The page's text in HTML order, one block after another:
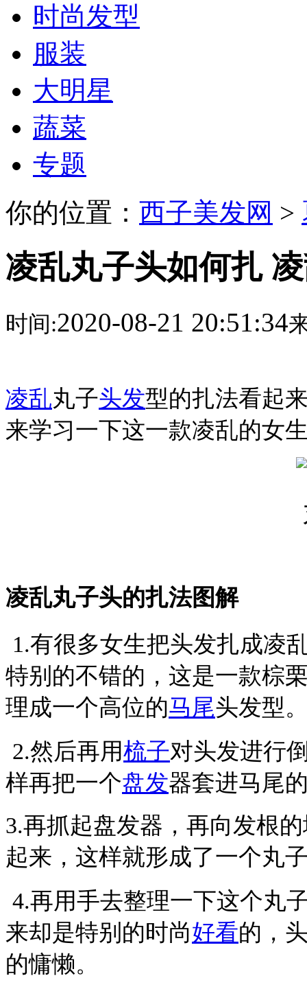
时尚发型
服装
大明星
蔬菜
专题
你的位置： 西子美发网 >
凌乱丸子头如何扎
时间:2020-08-21 20:51:34
凌乱丸子头发型的扎法看起
来学习一下这一款凌乱的女
凌乱丸子头的扎法图解
1.有很多女生把头发扎成凌
特别的不错的，这是一款棕
理成一个高位的马尾头发型
2.然后再用梳子对头发进行
样再把一个盘发器套进马尾
3.再抓起盘发器，再向发根
起来，这样就形成了一个丸
4.再用手去整理一下这个丸
来却是特别的时尚好看的，
的慵懒。